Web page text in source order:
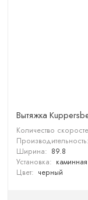
Вытяжка
Количество
Производительность:
Ширина: 89.8
Установка: каминная
Цвет: черный